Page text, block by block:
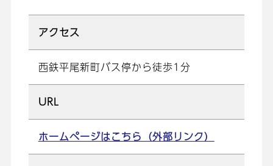
アクセス
西鉄平尾新町バス停から徒歩1分
URL
ホームページはこちら（外部リンク）